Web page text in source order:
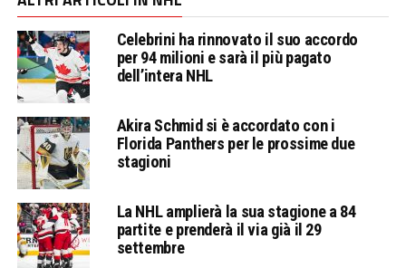
Celebrini ha rinnovato il suo accordo
per 94 milioni e sarà il più pagato
dell’intera NHL
Akira Schmid si è accordato con i
Florida Panthers per le prossime due
stagioni
La NHL amplierà la sua stagione a 84
partite e prenderà il via già il 29
settembre